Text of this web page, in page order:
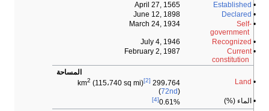
•
Established
April 27, 1565
•
Declared
June 12, 1898
•
Self-
government
March 24, 1934
•
Recognized
July 4, 1946
•
Current
constitution
February 2, 1987
المساحة
•
Land 299،764 km 2 (115،740 sq mi) [2]
(72nd)
• الماء (%)
0.61%
[4]